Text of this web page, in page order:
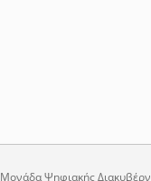
Μονάδα Ψηφιακής